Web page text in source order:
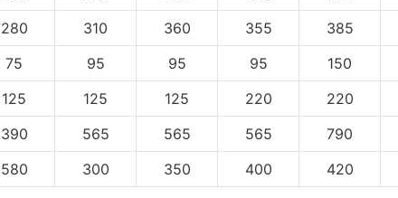
280 310 360 355 385
75 95 95 95 150
125 125 125 220 220
390 565 565 565 790
580 300 350 400 420